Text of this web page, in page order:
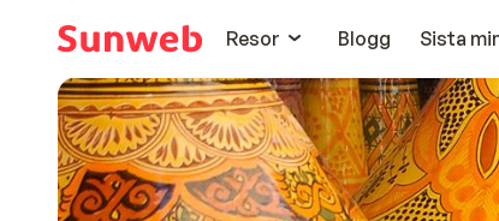
Resor
Blogg Sista